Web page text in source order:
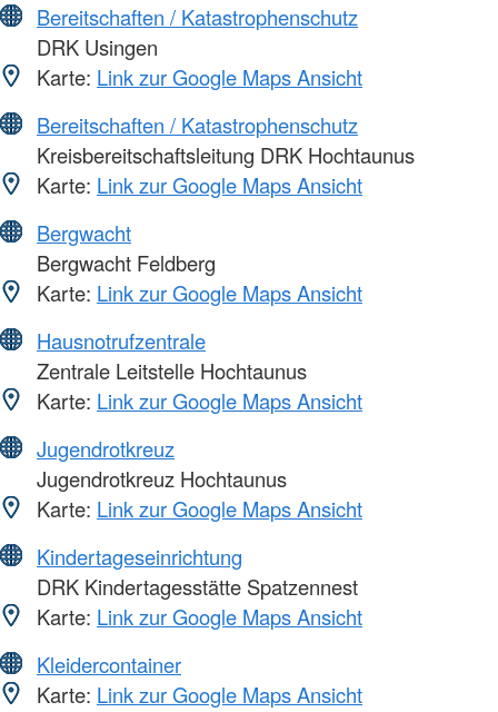
Bereitschaften / Katastrophenschutz
DRK Usingen
Karte: Link zur Google Maps Ansicht
Bereitschaften / Katastrophenschutz
Kreisbereitschaftsleitung DRK Hochtaunus
Karte: Link zur Google Maps Ansicht
Bergwacht
Bergwacht Feldberg
Karte: Link zur Google Maps Ansicht
Hausnotrufzentrale
Zentrale Leitstelle Hochtaunus
Karte: Link zur Google Maps Ansicht
Jugendrotkreuz
Jugendrotkreuz Hochtaunus
Karte: Link zur Google Maps Ansicht
Kindertageseinrichtung
DRK Kindertagesstätte Spatzennest
Karte: Link zur Google Maps Ansicht
Kleidercontainer
Karte: Link zur Google Maps Ansicht